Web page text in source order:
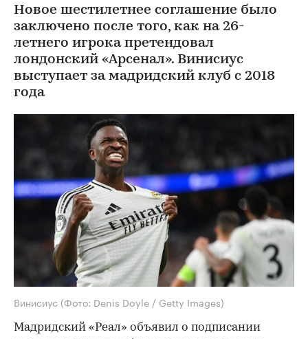
Новое шестилетнее соглашение было
заключено после того, как на 26-
летнего игрока претендовал
лондонский «Арсенал». Винисиус
выступает за мадридский клуб с 2018
года
Винисиус (Фото: Denis Doyle / Getty Images)
Мадридский «Реал» объявил о подписании